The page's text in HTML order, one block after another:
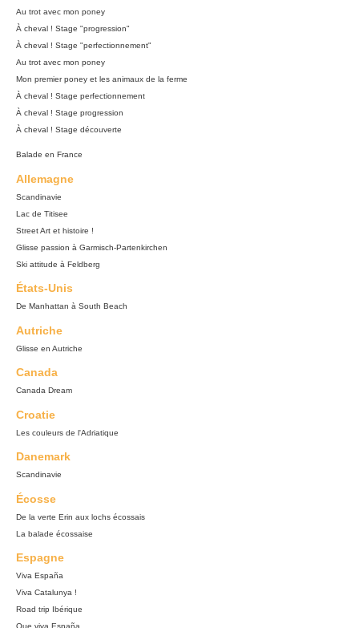
Au trot avec mon poney
À cheval ! Stage "progression"
À cheval ! Stage "perfectionnement"
Au trot avec mon poney
Mon premier poney et les animaux de la ferme
À cheval ! Stage perfectionnement
À cheval ! Stage progression
À cheval ! Stage découverte
Balade en France
Allemagne
Scandinavie
Lac de Titisee
Street Art et histoire !
Glisse passion à Garmisch-Partenkirchen
Ski attitude à Feldberg
États-Unis
De Manhattan à South Beach
Autriche
Glisse en Autriche
Canada
Canada Dream
Croatie
Les couleurs de l'Adriatique
Danemark
Scandinavie
Écosse
De la verte Erin aux lochs écossais
La balade écossaise
Espagne
Viva España
Viva Catalunya !
Road trip Ibérique
Que viva España